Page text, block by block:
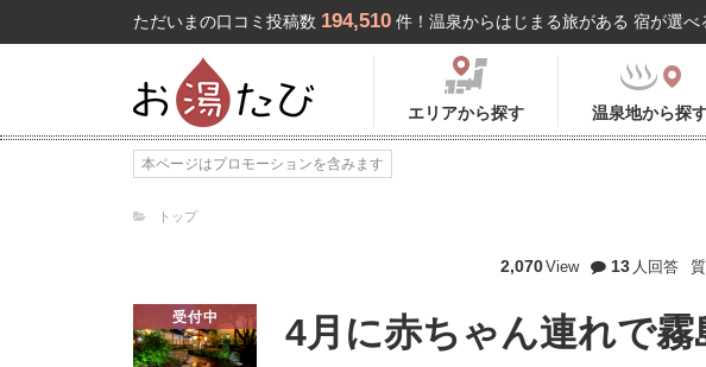
ただいまの口コミ投稿数 194,510 件！温泉からはじまる旅がある 宿が選べ
エリアから探す 温泉地から探
本ページはプロモーションを含みます
トップ
2,070View 13 人回答
受付中
4月に赤ちゃん連れで霧